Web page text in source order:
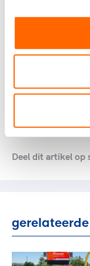
Dankzij de
optimaliseren
skeleton is
waard. De
realistischer
Deel dit artikel op